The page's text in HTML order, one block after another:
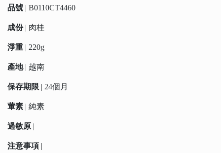
品號 | B0110CT4460
成份| 肉桂
淨重 | 220g
產地| 越南
保存期限 | 24個月
葷素 | 純素
過敏原 |
注意事項 |